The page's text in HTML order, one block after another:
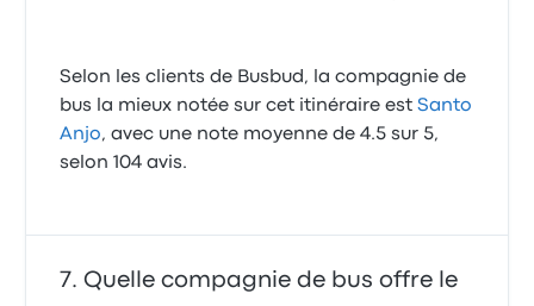
Selon les clients de Busbud, la compagnie de
bus la mieux notée sur cet itinéraire estSanto
Anjo, avec une note moyenne de 4.5 sur 5,
selon 104 avis.
Quelle compagnie de bus offre le